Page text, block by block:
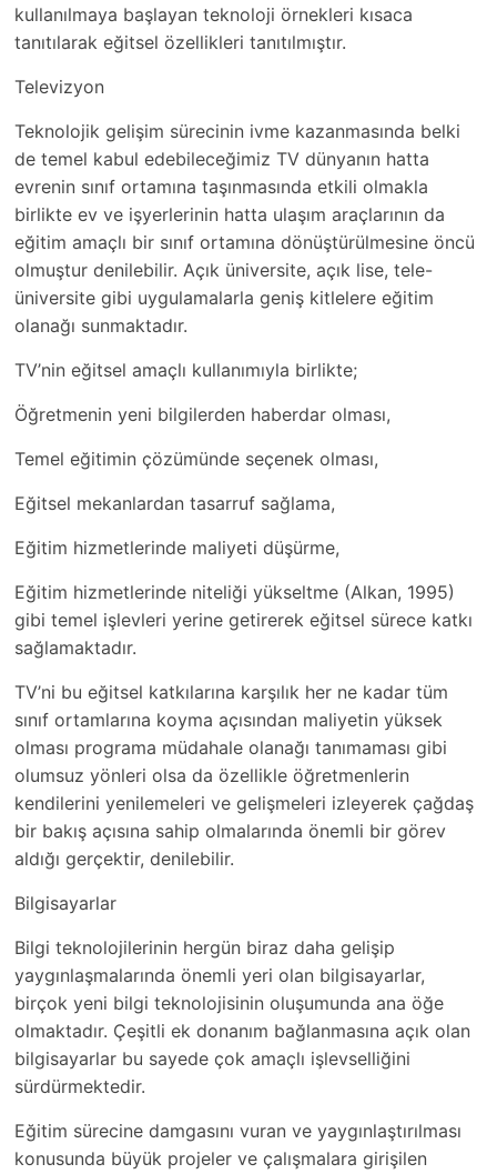
kullanılmaya başlayan teknoloji örnekleri kısaca
tanıtılarak eğitsel özellikleri tanıtılmıştır.
Televizyon
Teknolojik gelişim sürecinin ivme kazanmasında belki
de temel kabul edebileceğimiz TV dünyanın hatta
evrenin sınıf ortamına taşınmasında etkili olmakla
birlikte ev ve işyerlerinin hatta ulaşım araçlarının da
eğitim amaçlı bir sınıf ortamına dönüştürülmesine öncü
olmuştur denilebilir. Açık üniversite, açık lise, tele-
üniversite gibi uygulamalarla geniş kitlelere eğitim
olanağı sunmaktadır.
TV’nin eğitsel amaçlı kullanımıyla birlikte;
Öğretmenin yeni bilgilerden haberdar olması,
Temel eğitimin çözümünde seçenek olması,
Eğitsel mekanlardan tasarruf sağlama,
Eğitim hizmetlerinde maliyeti düşürme,
Eğitim hizmetlerinde niteliği yükseltme (Alkan, 1995)
gibi temel işlevleri yerine getirerek eğitsel sürece katkı
sağlamaktadır.
TV’ni bu eğitsel katkılarına karşılık her ne kadar tüm
sınıf ortamlarına koyma açısından maliyetin yüksek
olması programa müdahale olanağı tanımaması gibi
olumsuz yönleri olsa da özellikle öğretmenlerin
kendilerini yenilemeleri ve gelişmeleri izleyerek çağdaş
bir bakış açısına sahip olmalarında önemli bir görev
aldığı gerçektir, denilebilir.
Bilgisayarlar
Bilgi teknolojilerinin hergün biraz daha gelişip
yaygınlaşmalarında önemli yeri olan bilgisayarlar,
birçok yeni bilgi teknolojisinin oluşumunda ana öğe
olmaktadır. Çeşitli ek donanım bağlanmasına açık olan
bilgisayarlar bu sayede çok amaçlı işlevselliğini
sürdürmektedir.
Eğitim sürecine damgasını vuran ve yaygınlaştırılması
konusunda büyük projeler ve çalışmalara girişilen